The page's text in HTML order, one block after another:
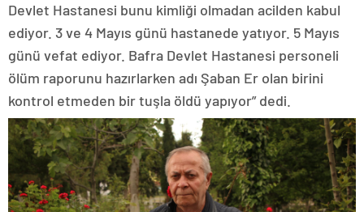
Devlet Hastanesi bunu kimliği olmadan acilden kabul
ediyor. 3 ve 4 Mayıs günü hastanede yatıyor. 5 Mayıs
günü vefat ediyor. Bafra Devlet Hastanesi personeli
ölüm raporunu hazırlarken adı Şaban Er olan birini
kontrol etmeden bir tuşla öldü yapıyor” dedi.